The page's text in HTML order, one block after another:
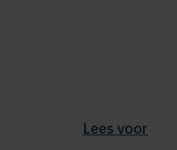
Lees voor